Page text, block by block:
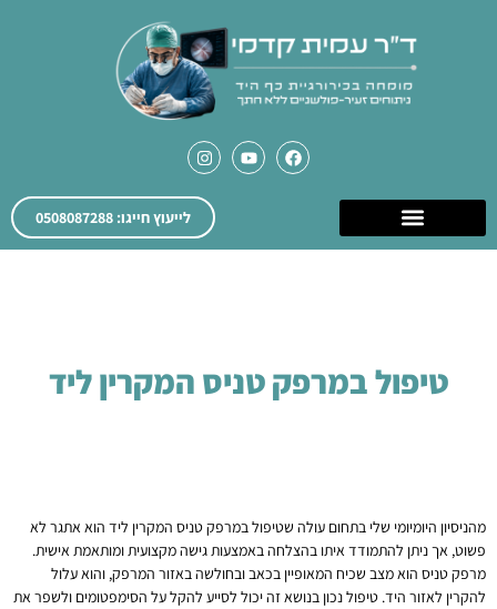
לייעוץ חייגו: 0508087288
טיפול במרפק טניס המקרין ליד
מהניסיון היומיומי שלי בתחום עולה שטיפול במרפק טניס המקרין ליד הוא אתגר לא
פשוט, אך ניתן להתמודד איתו בהצלחה באמצעות גישה מקצועית ומותאמת אישית.
מרפק טניס הוא מצב שכיח המאופיין בכאב ובחולשה באזור המרפק, והוא עלול
להקרין לאזור היד. טיפול נכון בנושא זה יכול לסייע להקל על הסימפטומים ולשפר את